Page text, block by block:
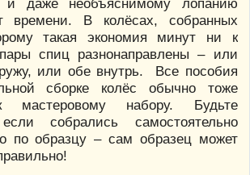
времени. В колёсах, собранных
такая экономия минут ни к
спиц разнонаправлены – или
или обе внутрь. Все пособия
сборке колёс обычно тоже
набору. Будьте
собрались самостоятельно
по образцу – сам образец может